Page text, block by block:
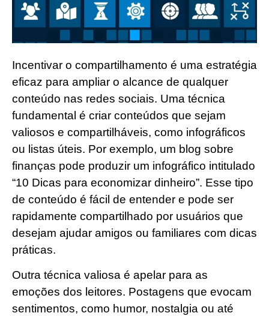
Incentivar o compartilhamento é uma estratégia
eficaz para ampliar o alcance de qualquer
conteúdo nas redes sociais. Uma técnica
fundamental é criar conteúdos que sejam
valiosos e compartilháveis, como infográficos
ou listas úteis. Por exemplo, um blog sobre
finanças pode produzir um infográfico intitulado
“10 Dicas para economizar dinheiro”. Esse tipo
de conteúdo é fácil de entender e pode ser
rapidamente compartilhado por usuários que
desejam ajudar amigos ou familiares com dicas
práticas.
Outra técnica valiosa é apelar para as
emoções dos leitores. Postagens que evocam
sentimentos, como humor, nostalgia ou até